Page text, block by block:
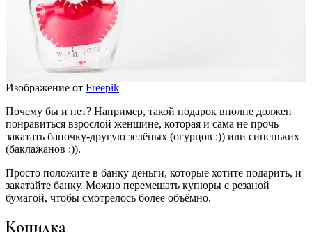
Изображение от Freepik
Почему бы и нет? Например, такой подарок вполне должен
понравиться взрослой женщине, которая и сама не прочь
закатать баночку-другую зелёных (огурцов :)) или синеньких
(баклажанов :)).
Просто положите в банку деньги, которые хотите подарить, и
закатайте банку. Можно перемешать купюры с резаной
бумагой, чтобы смотрелось более объёмно.
Копилка